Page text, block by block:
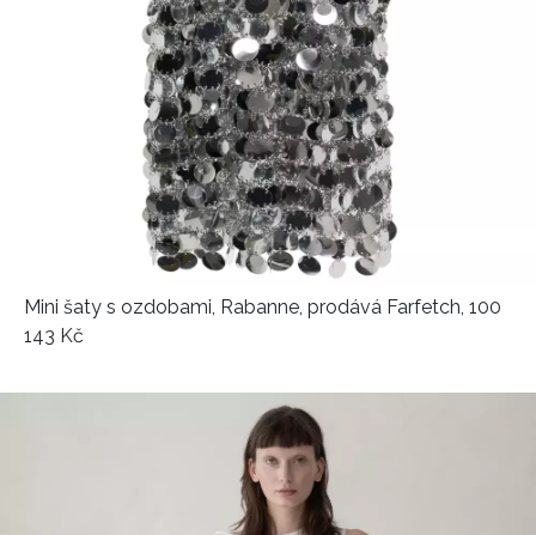
Mini šaty s ozdobami, Rabanne, prodává Farfetch, 100
143 Kč